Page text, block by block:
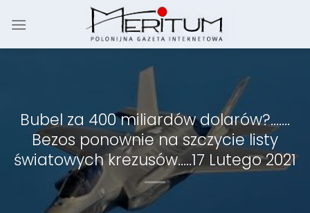
Bubel za 400 miliardów dolarów?…….
Bezos ponownie na szczycie listy
światowych krezusów…..17 Lutego 2021